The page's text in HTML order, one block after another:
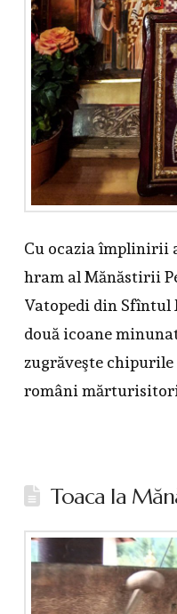
Cu ocazia împlinirii
hram al Mănăstirii
Vatopedi din Sfîntul
două icoane
zugrăveşte
români
Toaca la